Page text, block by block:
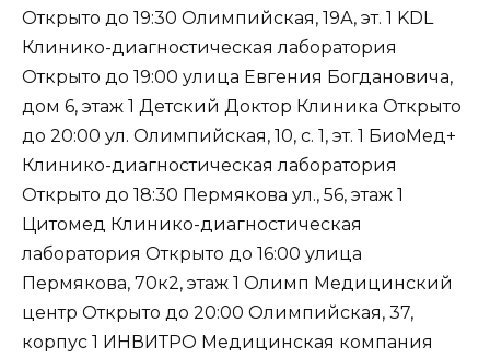
Открыто до 19:30 Олимпийская, 19А, эт. 1 KDL
Клинико-диагностическая лаборатория
Открыто до 19:00 улица Евгения Богдановича,
дом 6, этаж 1 Детский Доктор Клиника Открыто
до 20:00 ул. Олимпийская, 10, с. 1, эт. 1 БиоМед+
Клинико-диагностическая лаборатория
Открыто до 18:30 Пермякова ул., 56, этаж 1
Цитомед Клинико-диагностическая
лаборатория Открыто до 16:00 улица
Пермякова, 70к2, этаж 1 Олимп Медицинский
центр Открыто до 20:00 Олимпийская, 37,
корпус 1 ИНВИТРО Медицинская компания